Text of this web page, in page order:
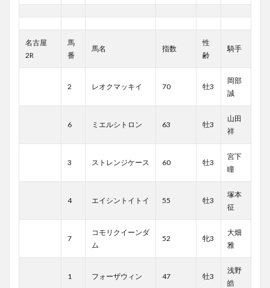
名古屋
2R
馬
番
馬名 指数
性
齢
騎手
2 レオクマッキイ 70 牡3
岡部
誠
6 ミエルシトロン 63 牡3
山田
祥
3 ストレンジケース 60 牡3
宮下
瞳
4 エイシントイトイ 55 牡3
塚本
征
7
コモリクイーンダ
ム
52 牝3
大畑
雅
1 フォーザウィン 47 牡3
浅野
皓